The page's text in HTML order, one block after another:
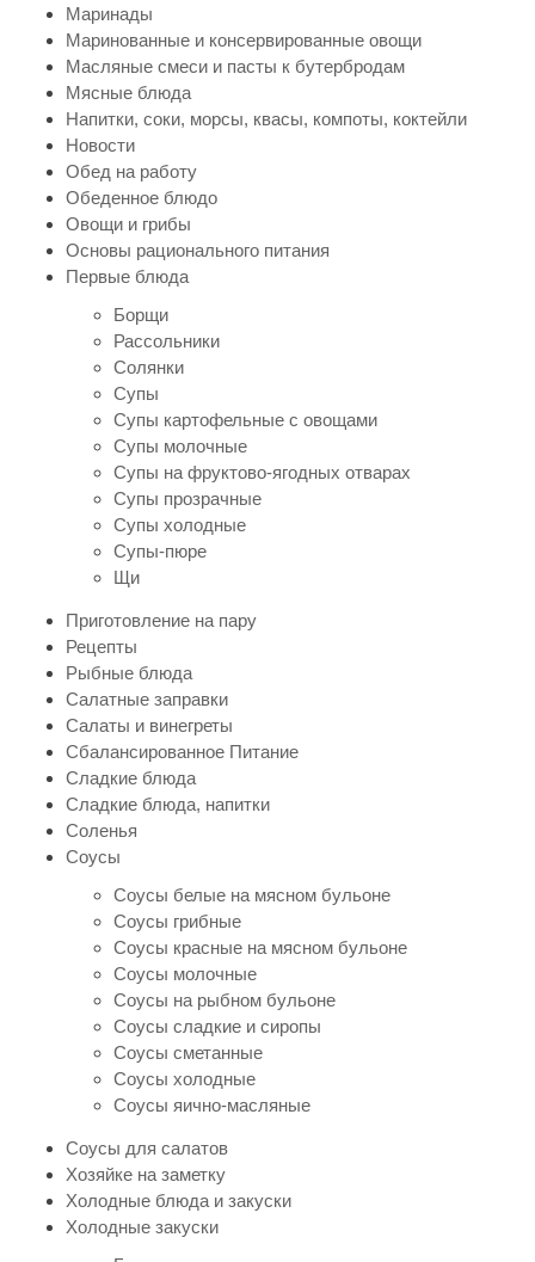
Маринады
Маринованные и консервированные овощи
Масляные смеси и пасты к бутербродам
Мясные блюда
Напитки, соки, морсы, квасы, компоты, коктейли
Новости
Обед на работу
Обеденное блюдо
Овощи и грибы
Основы рационального питания
Первые блюда
Борщи
Рассольники
Солянки
Супы
Супы картофельные с овощами
Супы молочные
Супы на фруктово-ягодных отварах
Супы прозрачные
Супы холодные
Супы-пюре
Щи
Приготовление на пару
Рецепты
Рыбные блюда
Салатные заправки
Салаты и винегреты
Сбалансированное Питание
Сладкие блюда
Сладкие блюда, напитки
Соленья
Соусы
Соусы белые на мясном бульоне
Соусы грибные
Соусы красные на мясном бульоне
Соусы молочные
Соусы на рыбном бульоне
Соусы сладкие и сиропы
Соусы сметанные
Соусы холодные
Соусы яично-масляные
Соусы для салатов
Хозяйке на заметку
Холодные блюда и закуски
Холодные закуски